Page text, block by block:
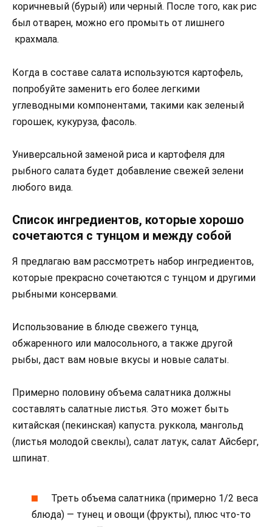
коричневый (бурый) или черный. После того, как рис
был отварен, можно его промыть от лишнего
крахмала.
Когда в составе салата используются картофель,
попробуйте заменить его более легкими
углеводными компонентами, такими как зеленый
горошек, кукуруза, фасоль.
Универсальной заменой риса и картофеля для
рыбного салата будет добавление свежей зелени
любого вида.
Список ингредиентов, которые хорошо
сочетаются с тунцом и между собой
Я предлагаю вам рассмотреть набор ингредиентов,
которые прекрасно сочетаются с тунцом и другими
рыбными консервами.
Использование в блюде свежего тунца,
обжаренного или малосольного, а также другой
рыбы, даст вам новые вкусы и новые салаты.
Примерно половину объема салатника должны
составлять салатные листья. Это может быть
китайская (пекинская) капуста. руккола, мангольд
(листья молодой свеклы), салат латук, салат Айсберг,
шпинат.
Треть объема салатника (примерно 1/2 веса
блюда) — тунец и овощи (фрукты), плюс что-то